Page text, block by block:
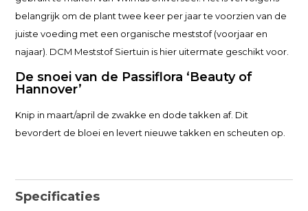
belangrijk om de plant twee keer per jaar te voorzien van de
juiste voeding met een organische meststof (voorjaar en
najaar). DCM Meststof Siertuin is hier uitermate geschikt voor.
De snoei van de Passiflora ‘Beauty of
Hannover’
Knip in maart/april de zwakke en dode takken af. Dit
bevordert de bloei en levert nieuwe takken en scheuten op.
Specificaties